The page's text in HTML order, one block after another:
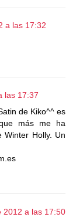
a las 17:32
las 17:37
de Kiko^^ es
más me ha
Winter Holly. Un
2012 a las 17:50